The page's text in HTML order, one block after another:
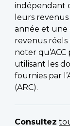
indépendant
leurs
année et une
revenus réels
noter
utilisant les
fournies par
(ARC).
Consultez